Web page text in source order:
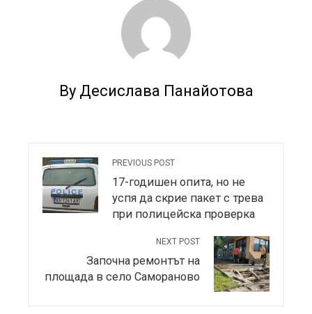
By Десислава Панайотова
PREVIOUS POST
17-годишен опита, но не
успя да скрие пакет с трева
при полицейска проверка
NEXT POST
Започна ремонтът на
площада в село Самораново